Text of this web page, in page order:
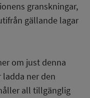
granskningar,
gällande lagar
om just denna
ner den
all tillgänglig